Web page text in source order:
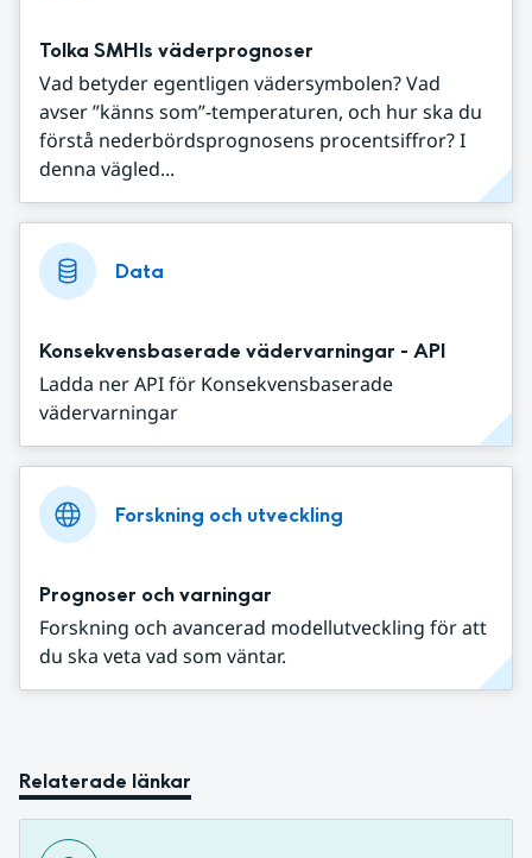
Tolka SMHIs väderprognoser
Vad betyder egentligen vädersymbolen? Vad
avser ”känns som”-temperaturen, och hur ska du
förstå nederbördsprognosens procentsiffror? I
denna vägled...
Data
Konsekvensbaserade vädervarningar - API
Ladda ner API för Konsekvensbaserade
vädervarningar
Forskning och utveckling
Prognoser och varningar
Forskning och avancerad modellutveckling för att
du ska veta vad som väntar.
Relaterade länkar